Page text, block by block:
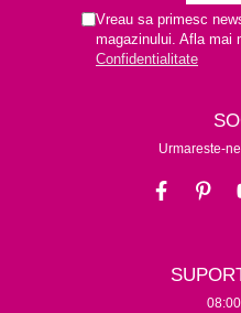
Vreau sa primesc
magazinului. Afla mai
Confidentialitate
Urmareste-